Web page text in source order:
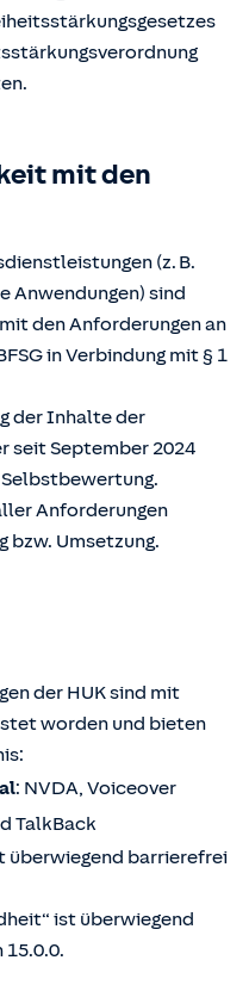
mit den
(z. B.
Anwendungen) sind
den Anforderungen an
in Verbindung mit § 1
der Inhalte der
seit September 2024
Anforderungen
bzw. Umsetzung.
der HUK sind mit
worden und bieten
: NVDA, Voiceover
TalkBack
überwiegend barrierefrei
ist überwiegend